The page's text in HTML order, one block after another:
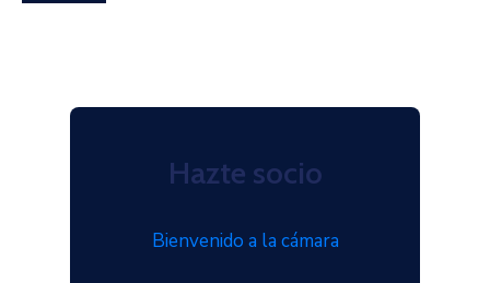
Hazte socio
Bienvenido a la cámara